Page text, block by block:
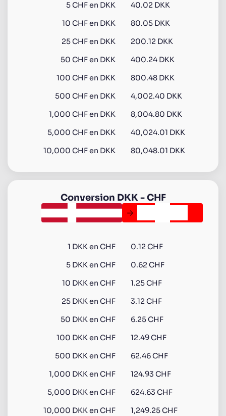
5CHFen DKK
40.02 DKK
10 CHFen DKK
80.05 DKK
25CHFen DKK
200.12 DKK
50 CHFen DKK
400.24 DKK
100 CHFen DKK
800.48 DKK
500 CHFen DKK
4,002.40 DKK
1,000 CHFen DKK
8,004.80 DKK
5,000 CHFen DKK
40,024.01 DKK
10,000 CHFen DKK 80,048.01 DKK
Conversion DKK-CHF
1 DKKen CHF
0.12 CHF
5 DKKen CHF
0.62 CHF
10 DKKen CHF
1.25 CHF
25 DKKen CHF
3.12 CHF
50 DKKen CHF
6.25 CHF
100 DKKen CHF
12.49 CHF
500 DKKen CHF
62.46 CHF
1,000 DKKen CHF
124.93 CHF
5,000 DKKen CHF
624.63 CHF
10,000 DKKen CHF 1,249.25 CHF